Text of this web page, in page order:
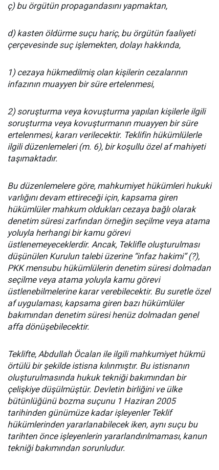
ç) bu örgütün propagandasını yapmaktan,
d) kasten öldürme suçu hariç, bu örgütün faaliyeti
çerçevesinde suç işlemekten, dolayı hakkında,
1) cezaya hükmedilmiş olan kişilerin cezalarının
infazının muayyen bir süre ertelenmesi,
2) soruşturma veya kovuşturma yapılan kişilerle ilgili
soruşturma veya kovuşturmanın muayyen bir süre
ertelenmesi, kararı verilecektir. Teklifin hükümlülerle
ilgili düzenlemeleri (m. 6), bir koşullu özel af mahiyeti
taşımaktadır.
Bu düzenlemelere göre, mahkumiyet hükümleri hukuki
varlığını devam ettireceği için, kapsama giren
hükümlüler mahkum oldukları cezaya bağlı olarak
denetim süresi zarfından örneğin seçilme veya atama
yoluyla herhangi bir kamu görevi
üstlenemeyeceklerdir. Ancak, Teklifle oluşturulması
düşünülen Kurulun talebi üzerine “infaz hakimi” (?),
PKK mensubu hükümlülerin denetim süresi dolmadan
seçilme veya atama yoluyla kamu görevi
üstlenebilmelerine karar verebilecektir. Bu suretle özel
af uygulaması, kapsama giren bazı hükümlüler
bakımından denetim süresi henüz dolmadan genel
affa dönüşebilecektir.
Teklifte, Abdullah Öcalan ile ilgili mahkumiyet hükmü
örtülü bir şekilde istisna kılınmıştır. Bu istisnanın
oluşturulmasında hukuk tekniği bakımından bir
çelişkiye düşülmüştür. Devletin birliğini ve ülke
bütünlüğünü bozma suçunu 1 Haziran 2005
tarihinden günümüze kadar işleyenler Teklif
hükümlerinden yararlanabilecek iken, aynı suçu bu
tarihten önce işleyenlerin yararlandırılmaması, kanun
tekniği bakımından sorunludur.